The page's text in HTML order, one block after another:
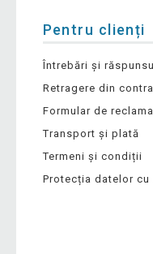
Pentru clienți
Întrebări și
Retragere din
Formular de
Transport și plată
Termeni și condiții
Protecția datelor cu